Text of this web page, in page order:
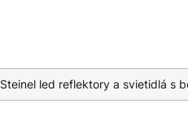
Steinel led reflektory a svietidlá s